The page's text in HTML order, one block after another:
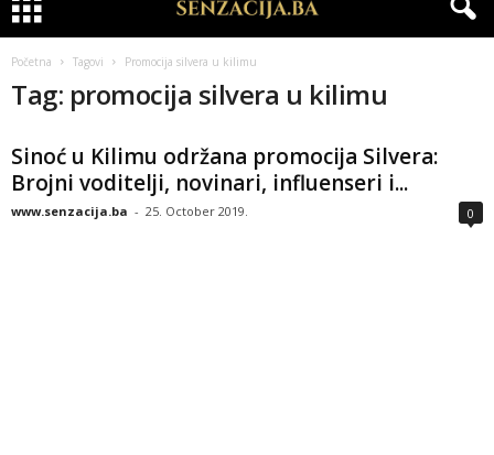
Početna Tagovi Promocija silvera u kilimu
Tag: promocija silvera u kilimu
Sinoć u Kilimu održana promocija Silvera:
Brojni voditelji, novinari, influenseri i...
www.senzacija.ba - 25. October 2019. 0